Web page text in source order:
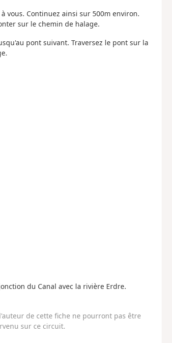
vous. Continuez ainsi sur 500m environ.
sur le chemin de halage.
pont suivant. Traversez le pont sur la
du Canal avec la rivière Erdre.
de cette fiche ne pourront pas être
sur ce circuit.